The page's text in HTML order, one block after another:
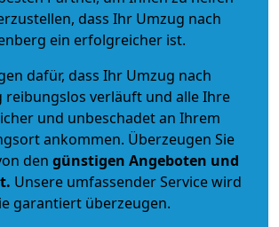
dass Ihr Umzug nach
ein erfolgreicher ist.
dafür, dass Ihr Umzug nach
reibungslos verläuft und alle Ihre
und unbeschadet an Ihrem
ankommen. Überzeugen Sie
den günstigen Angeboten und
. Unsere umfassender Service wird
garantiert überzeugen.